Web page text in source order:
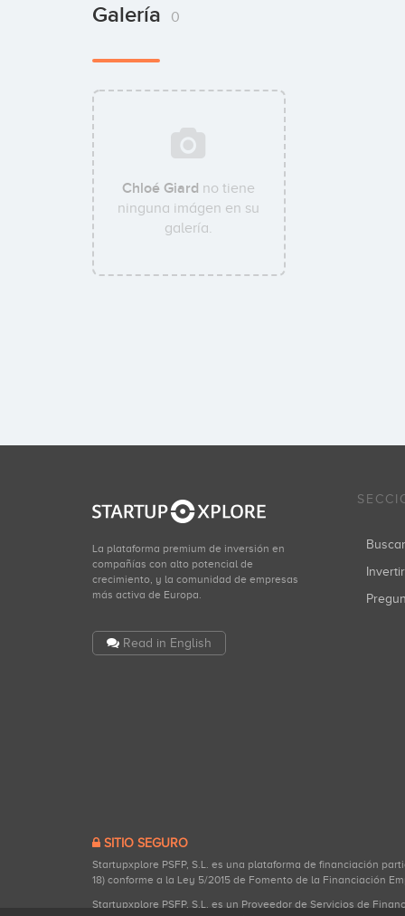
Galería 0
Chloé Giard no tiene
ninguna imágen en su
galería.
La plataforma premium de inversión en
compañías con alto potencial de
crecimiento, y la comunidad de empresas
más activa de Europa.
Read in English
SITIO SEGURO
Startupxplore PSFP, S.L. es una plataforma de financiación
18) conforme a la Ley 5/2015 de Fomento de la Financiación
Startupxplore PSFP, S.L. es un Proveedor de Servicios de